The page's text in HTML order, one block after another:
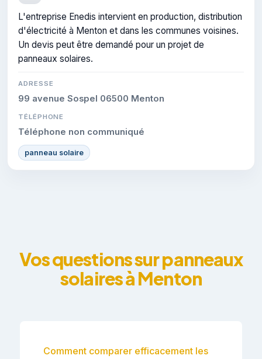
L'entreprise Enedis intervient en production, distribution
d'électricité à Menton et dans les communes voisines.
Un devis peut être demandé pour un projet de
panneaux solaires.
ADRESSE
99 avenue Sospel 06500 Menton
TÉLÉPHONE
Téléphone non communiqué
panneau solaire
Vos questions sur panneaux
solaires à Menton
Comment comparer efficacement les